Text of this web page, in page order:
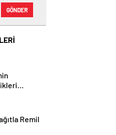
GÖNDER
Remil